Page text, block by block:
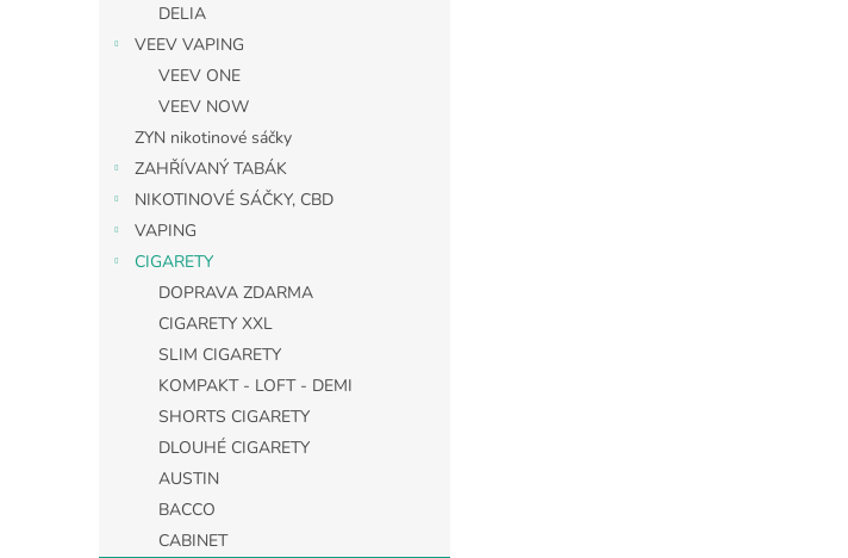
DELIA
VEEV VAPING
VEEV ONE
VEEV NOW
ZYN nikotinové sáčky
ZAHŘÍVANÝ TABÁK
NIKOTINOVÉ SÁČKY, CBD
VAPING
CIGARETY
DOPRAVA ZDARMA
CIGARETY XXL
SLIM CIGARETY
KOMPAKT - LOFT - DEMI
SHORTS CIGARETY
DLOUHÉ CIGARETY
AUSTIN
BACCO
CABINET